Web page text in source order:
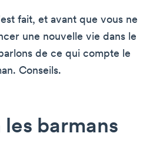
fait, et avant que vous ne
une nouvelle vie dans le
de ce qui compte le
Conseils.
barmans